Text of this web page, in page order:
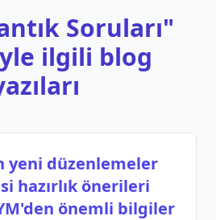
Soruları"
ilgili blog
yeni düzenlemeler
hazırlık önerileri
önemli bilgiler